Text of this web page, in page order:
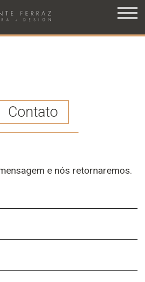
Contato
e nós retornaremos.